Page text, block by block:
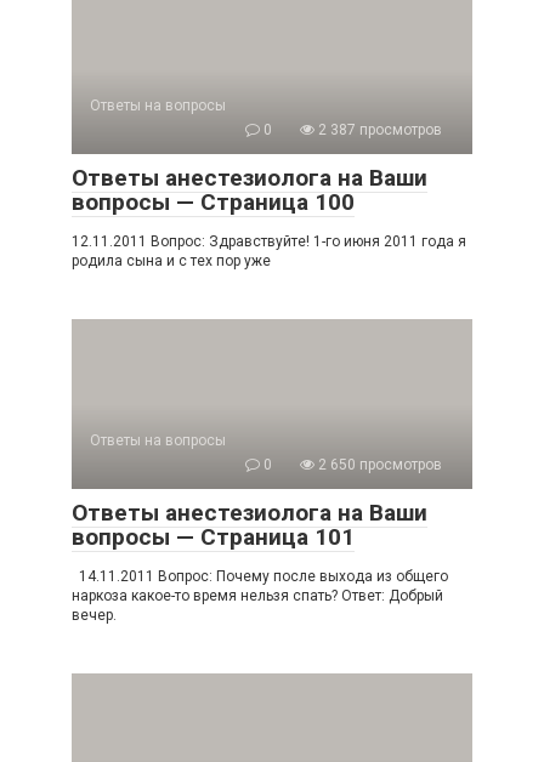
Ответы на вопросы
0
2 387 просмотров
Ответы анестезиолога на Ваши
вопросы — Страница 100
12.11.2011 Вопрос: Здравствуйте! 1-го июня 2011 года я
родила сына и с тех пор уже
Ответы на вопросы
0
2 650 просмотров
Ответы анестезиолога на Ваши
вопросы — Страница 101
14.11.2011 Вопрос: Почему после выхода из общего
наркоза какое-то время нельзя спать? Ответ: Добрый
вечер.